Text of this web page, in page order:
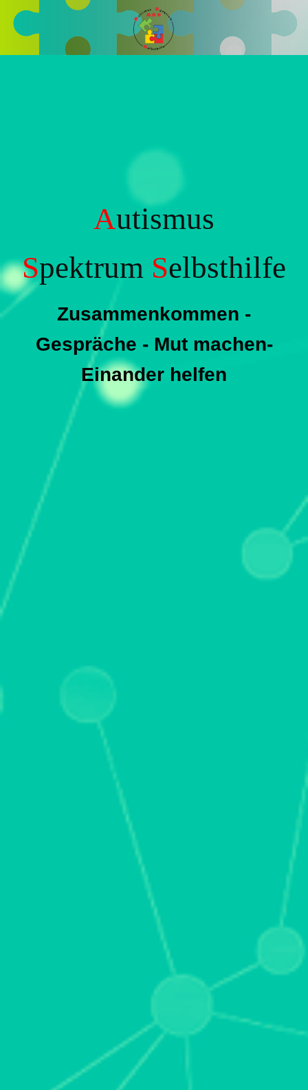
Autismus
Spektrum Selbsthilfe
Zusammenkommen -
Gespräche - Mut machen-
Einander helfen